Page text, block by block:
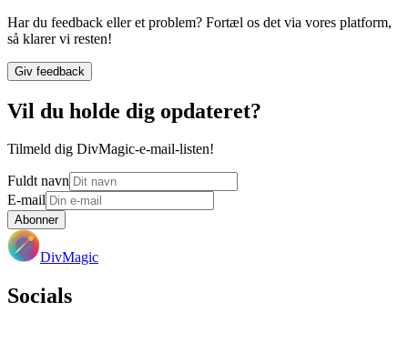
Har du feedback eller et problem? Fortæl os det via vores platform,
så klarer vi resten!
Giv feedback
Vil du holde dig opdateret?
Tilmeld dig DivMagic-e-mail-listen!
Fuldt navn
E-mail
Abonner
DivMagic
Socials